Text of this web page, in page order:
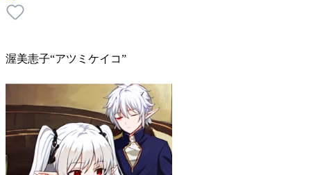
渥美恚子“アツミケイコ”